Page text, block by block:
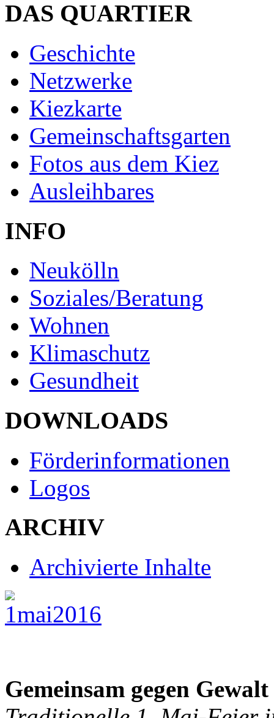
DAS QUARTIER
Geschichte
Netzwerke
Kiezkarte
Gemeinschaftsgarten
Fotos aus dem Kiez
Ausleihbares
INFO
Neukölln
Soziales/Beratung
Wohnen
Klimaschutz
Gesundheit
DOWNLOADS
Förderinformationen
Logos
ARCHIV
Archivierte Inhalte
Gemeinsam gegen Gewalt